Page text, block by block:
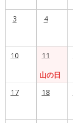
3 4
10
11
山の日
17
18